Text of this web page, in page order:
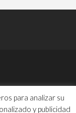
para analizar su
y publicidad